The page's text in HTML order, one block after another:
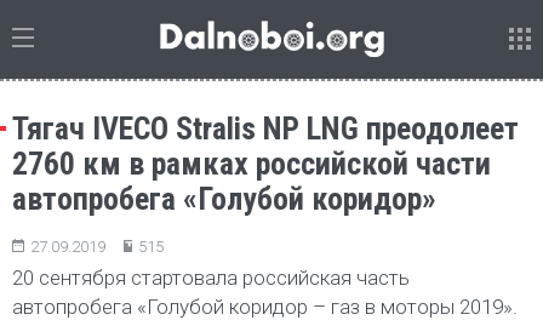
Тягач IVECO Stralis NP LNG преодолеет
2760 км в рамках российской части
автопробега «Голубой коридор»
27.09.2019 515
20 сентября стартовала российская часть
автопробега «Голубой коридор – газ в моторы 2019».